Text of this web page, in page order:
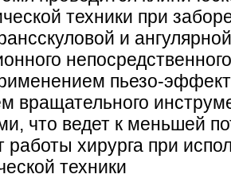
техники при
и
пьезо-
вращательного
что ведет к меньшей
работы хирурга при
техники